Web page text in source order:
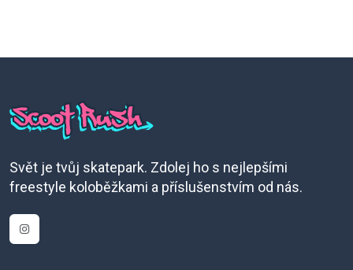
Svět je tvůj skatepark. Zdolej ho s nejlepšími
freestyle koloběžkami a příslušenstvím od nás.